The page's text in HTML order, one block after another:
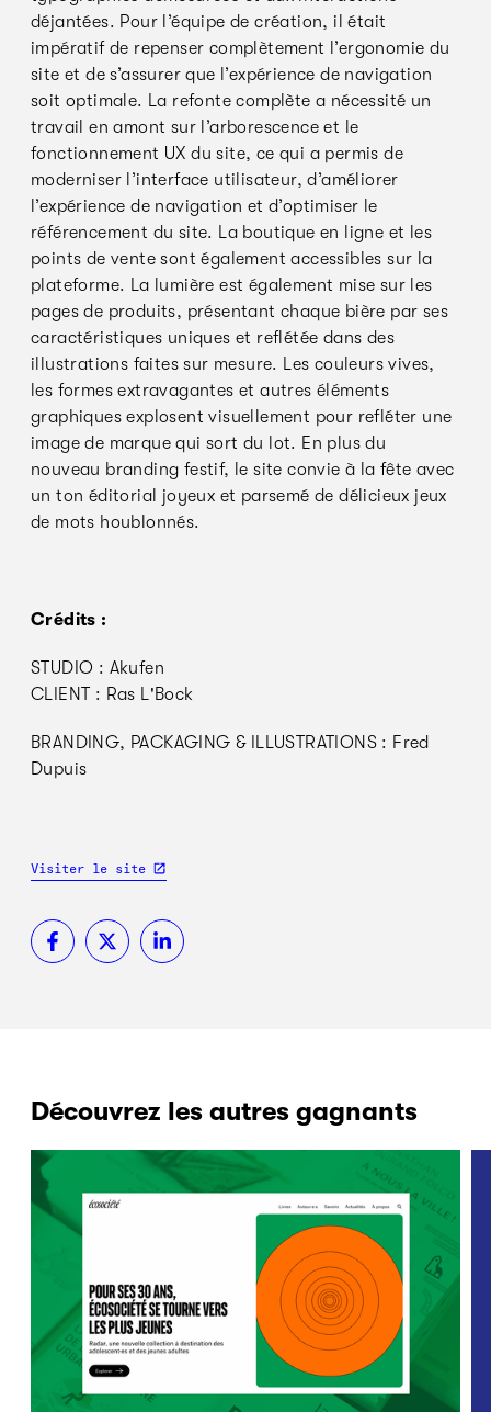
déjantées. Pour l’équipe de création, il était
impératif de repenser complètement l’ergonomie du
site et de s’assurer que l’expérience de navigation
soit optimale. La refonte complète a nécessité un
travail en amont sur l’arborescence et le
fonctionnement UX du site, ce qui a permis de
moderniser l’interface utilisateur, d’améliorer
l’expérience de navigation et d’optimiser le
référencement du site. La boutique en ligne et les
points de vente sont également accessibles sur la
plateforme. La lumière est également mise sur les
pages de produits, présentant chaque bière par ses
caractéristiques uniques et reflétée dans des
illustrations faites sur mesure. Les couleurs vives,
les formes extravagantes et autres éléments
graphiques explosent visuellement pour refléter une
image de marque qui sort du lot. En plus du
nouveau branding festif, le site convie à la fête avec
un ton éditorial joyeux et parsemé de délicieux jeux
de mots houblonnés.
Crédits :
STUDIO : Akufen
CLIENT : Ras L'Bock
BRANDING, PACKAGING & ILLUSTRATIONS : Fred
Dupuis
Visiter le site
Découvrez les autres gagnants